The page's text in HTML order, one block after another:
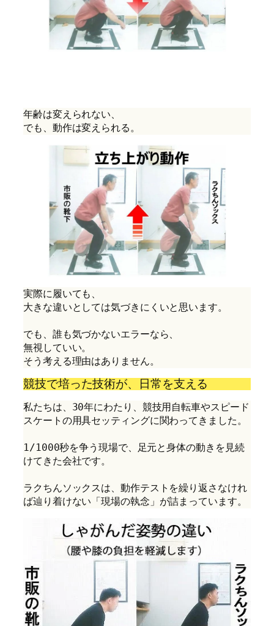
年齢は変えられない、
でも、動作は変えられる。
実際に履いても、
大きな違いとしては気づきにくいと思います。
でも、誰も気づかないエラーなら、
無視していい。
そう考える理由はありません。
競技で培った技術が、日常を支える
私たちは、30年にわたり、競技用自転車やスピード
スケートの用具セッティングに関わってきました。
1/1000秒を争う現場で、足元と身体の動きを見続
けてきた会社です。
ラクちんソックスは、動作テストを繰り返さなけれ
ば辿り着けない「現場の執念」が詰まっています。